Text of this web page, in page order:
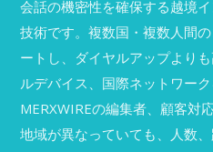
会話の機密性を確保する越境
技術です。複数国・複数人間
ートし、ダイヤルアップより
ルデバイス、国際ネットワーク
MERXWIREの編集者、顧客対
地域が異なっていても、人数